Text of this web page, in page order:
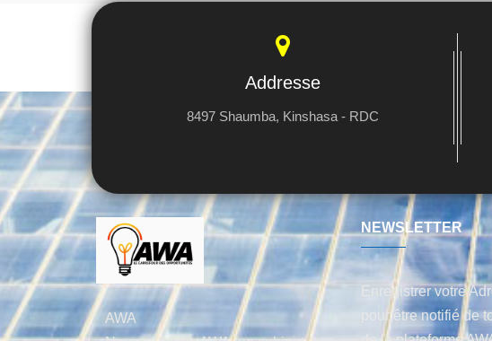
Addresse
8497 Shaumba, Kinshasa - RDC
AWA
NEWSLETTER
Enregistrer votre
pour être notifié de